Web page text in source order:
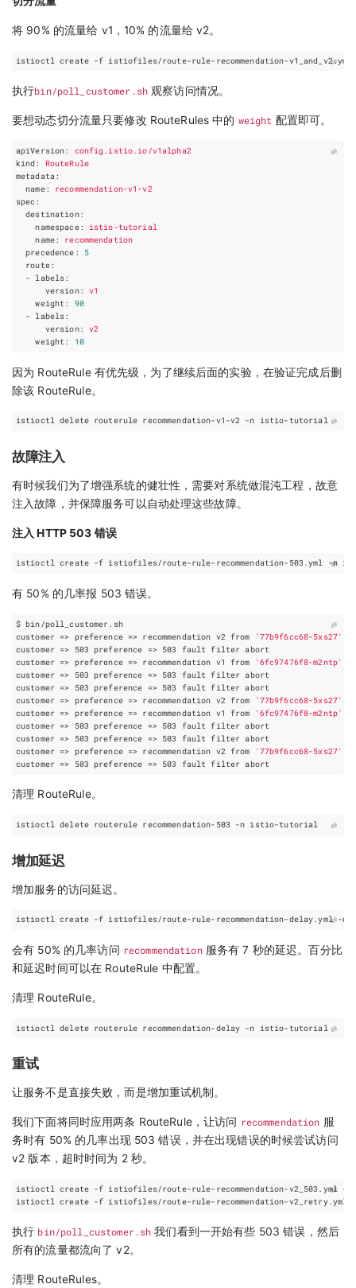
将 90% 的流量给 v1，10% 的流量给 v2。
执行bin/poll_customer.sh 观察访问情况。
要想动态切分流量只要修改 RouteRules 中的 weight 配置即可。
apiVersion:
config.istio.io/v1alpha2
kind:
RouteRule
metadata:
name:
recommendation-v1-v2
spec :
destination:
namespace:
istio-tutorial
name:
recommendation
precedence :
5
route:
-
labels:
version:
v1
weight :
90
-
labels:
version:
v2
weight : 10
因为 RouteRule 有优先级，为了继续后面的实验，在验证完成后删
除该 RouteRule。
istioctl delete routerule recommendation-v1-v2 -n istio-tutorial
故障注入
有时候我们为了增强系统的健壮性，需要对系统做混沌工程，故意
注入故障，并保障服务可以自动处理这些故障。
注入 HTTP 503 错误
有 50% 的几率报 503 错误。
$ bin/poll_customer.sh
customer
=> preference => recommendation v2 from '77b9f6cc68-5xs27'
customer
=> 503 preference => 503
customer
=> preference => recommendation v1 from '6fc97476f8-m2ntp'
customer
=> 503 preference => 503
customer
=> 503 preference => 503
customer
=> preference => recommendation v2 from '77b9f6cc68-5xs27'
customer
=> preference => recommendation v1 from '6fc97476f8-m2ntp'
customer
=> 503 preference => 503
customer
=> 503 preference => 503
customer
=> preference => recommendation v2 from '77b9f6cc68-5xs27'
customer
=> 503 preference => 503
清理 RouteRule。
增加延迟
增加服务的访问延迟。
会有 50% 的几率访问 recommendation服务有 7 秒的延迟。百分比
和延迟时间可以在 RouteRule 中配置。
清理 RouteRule。
重试
让服务不是直接失败，而是增加重试机制。
我们下面将同时应用两条 RouteRule，让访问 recommendation 服
务时有 50% 的几率出现 503 错误，并在出现错误的时候尝试访问
v2 版本，超时时间为 2 秒。
执行 bin/poll_customer.sh 我们看到一开始有些 503 错误，然后
所有的流量都流向了 v2。
清理 RouteRules。